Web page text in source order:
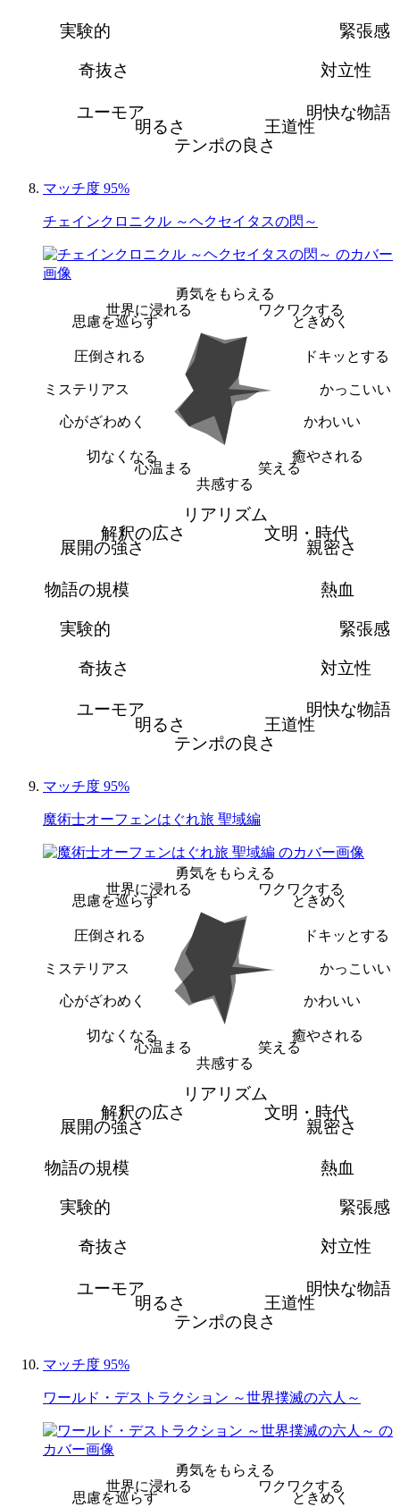
緊張感
対立性
明快な物語
王道性
テンポの良さ
明るさ
ユーモア
奇抜さ
実験的
マッチ度 95%
チェインクロニクル ～ヘクセイタスの閃～
勇気をもらえる
ワクワクする
ときめく
ドキッとする
かっこいい
かわいい
癒やされる
笑える
共感する
心温まる
切なくなる
心がざわめく
ミステリアス
圧倒される
思慮を巡らす
世界に浸れる
リアリズム
文明・時代
親密さ
熱血
緊張感
対立性
明快な物語
王道性
テンポの良さ
明るさ
ユーモア
奇抜さ
実験的
物語の規模
展開の強さ
解釈の広さ
マッチ度 95%
魔術士オーフェンはぐれ旅 聖域編
勇気をもらえる
ワクワクする
ときめく
ドキッとする
かっこいい
かわいい
癒やされる
笑える
共感する
心温まる
切なくなる
心がざわめく
ミステリアス
圧倒される
思慮を巡らす
世界に浸れる
リアリズム
文明・時代
親密さ
熱血
緊張感
対立性
明快な物語
王道性
テンポの良さ
明るさ
ユーモア
奇抜さ
実験的
物語の規模
展開の強さ
解釈の広さ
マッチ度 95%
ワールド・デストラクション ～世界撲滅の六人～
勇気をもらえる
ワクワクする
ときめく
思慮を巡らす
世界に浸れる